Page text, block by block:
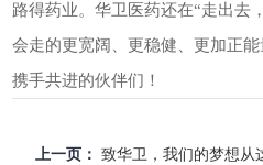
路得药业。华卫医药还在“走出去
会走的更宽阔、更稳健、更加正
携手共进的伙伴们！
上一页：致华卫，我们的梦想从